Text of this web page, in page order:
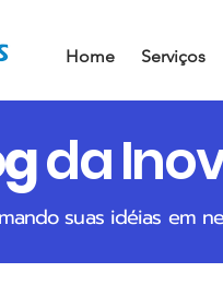
Home Serviços
da
suas idéias em